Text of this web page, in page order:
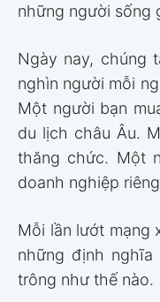
những người sống
Ngày nay, chúng
nghìn người mỗi
Một người bạn
du lịch châu Âu.
thăng chức. Một
doanh nghiệp
Mỗi lần lướt mạng
những định nghĩa
trông như thế nào.